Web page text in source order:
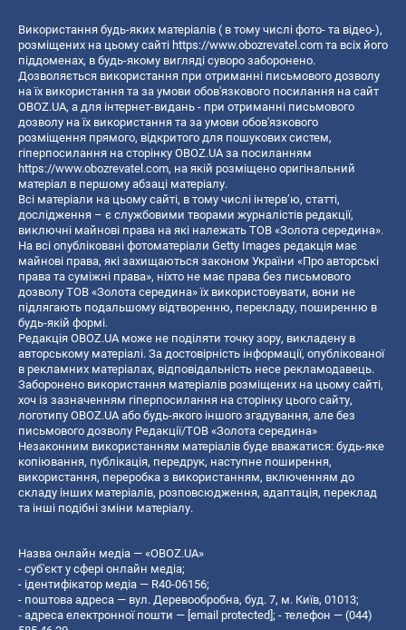
Використання будь-яких матеріалів ( в тому числі фото- та відео-),
розміщених на цьому сайті https://www.obozrevatel.com та всіх його
піддоменах, в будь-якому вигляді суворо заборонено.
Дозволяється використання при отриманні письмового дозволу
на їх використання та за умови обов'язкового посилання на сайт
OBOZ.UA, а для інтернет-видань - при отриманні письмового
дозволу на їх використання та за умови обов'язкового
розміщення прямого, відкритого для пошукових систем,
гіперпосилання на сторінку OBOZ.UA за посиланням
https://www.obozrevatel.com, на якій розміщено оригінальний
матеріал в першому абзаці матеріалу.
Всі матеріали на цьому сайті, в тому числі інтерв’ю, статті,
дослідження – є службовими творами журналістів редакції,
виключні майнові права на які належать ТОВ «Золота середина».
На всі опубліковані фотоматеріали Getty Images редакція має
майнові права, які захищаються законом України «Про авторські
права та суміжні права», ніхто не має права без письмового
дозволу ТОВ «Золота середина» їх використовувати, вони не
підлягають подальшому відтворенню, перекладу, поширенню в
будь-якій формі.
Редакція OBOZ.UA може не поділяти точку зору, викладену в
авторському матеріалі. За достовірність інформації, опублікованої
в рекламних матеріалах, відповідальність несе рекламодавець.
Заборонено використання матеріалів розміщених на цьому сайті,
хоч із зазначенням гіперпосилання на сторінку цього сайту,
логотипу OBOZ.UA або будь-якого іншого згадування, але без
письмового дозволу Редакції/ТОВ «Золота середина»
Незаконним використанням матеріалів буде вважатися: будь-яке
копiювання, публiкацiя, передрук, наступне поширення,
використання, переробка з використанням, включенням до
складу інших матеріалів, розповсюдження, адаптація, переклад
та інші подібні зміни матеріалу.
Назва онлайн медіа — «OBOZ.UA»
- суб'єкт у сфері онлайн медіа;
- ідентифікатор медіа — R40-06156;
- поштова адреса — вул. Деревообробна, буд. 7, м. Київ, 01013;
- адреса електронної пошти — [email protected] ; - телефон — (044)